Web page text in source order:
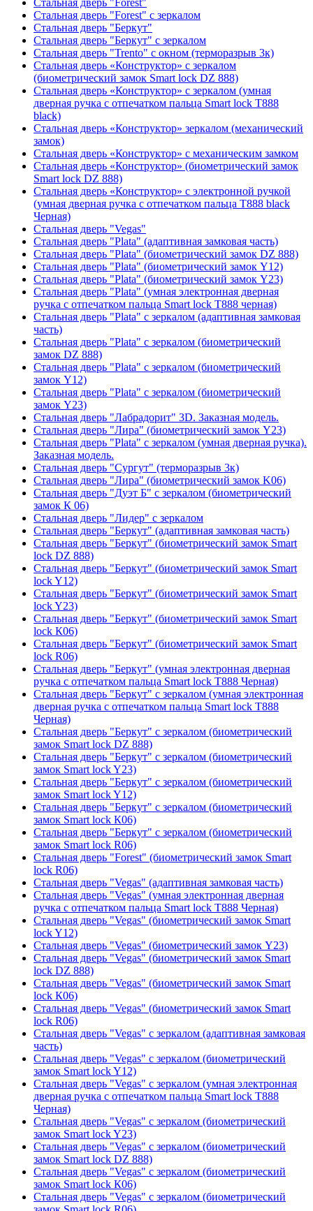
Стальная дверь "Forest" с зеркалом
Стальная дверь "Беркут"
Стальная дверь "Беркут" с зеркалом
Стальная дверь "Trento" с окном (терморазрыв 3к)
Стальная дверь «Конструктор» с зеркалом
(биометрический замок Smart lock DZ 888)
Стальная дверь «Конструктор» с зеркалом (умная
дверная ручка с отпечатком пальца Smart lock T888
black)
Стальная дверь «Конструктор» зеркалом (механический
замок)
Стальная дверь «Конструктор» с механическим замком
Стальная дверь «Конструктор» (биометрический замок
Smart lock DZ 888)
Стальная дверь «Конструктор» с электронной ручкой
(умная дверная ручка с отпечатком пальца T888 black
Черная)
Стальная дверь "Vegas"
Стальная дверь "Plata" (адаптивная замковая часть)
Стальная дверь "Plata" (биометрический замок DZ 888)
Стальная дверь "Plata" (биометрический замок Y12)
Стальная дверь "Plata" (биометрический замок Y23)
Стальная дверь "Plata" (умная электронная дверная
ручка с отпечатком пальца Smart lock T888 черная)
Стальная дверь "Plata" с зеркалом (адаптивная замковая
часть)
Стальная дверь "Plata" с зеркалом (биометрический
замок DZ 888)
Стальная дверь "Plata" с зеркалом (биометрический
замок Y12)
Стальная дверь "Plata" с зеркалом (биометрический
замок Y23)
Стальная дверь "Лабрадорит" 3D. Заказная модель.
Стальная дверь "Лира" (биометрический замок Y23)
Стальная дверь "Plata" с зеркалом (умная дверная ручка).
Заказная модель.
Стальная дверь "Сургут" (терморазрыв 3к)
Стальная дверь "Лира" (биометрический замок K06)
Стальная дверь "Дуэт Б" с зеркалом (биометрический
замок К 06)
Стальная дверь "Лидер" с зеркалом
Стальная дверь "Беркут" (адаптивная замковая часть)
Стальная дверь "Беркут" (биометрический замок Smart
lock DZ 888)
Стальная дверь "Беркут" (биометрический замок Smart
lock Y12)
Стальная дверь "Беркут" (биометрический замок Smart
lock Y23)
Стальная дверь "Беркут" (биометрический замок Smart
lock К06)
Стальная дверь "Беркут" (биометрический замок Smart
lock R06)
Стальная дверь "Беркут" (умная электронная дверная
ручка с отпечатком пальца Smart lock T888 Черная)
Стальная дверь "Беркут" с зеркалом (умная электронная
дверная ручка с отпечатком пальца Smart lock T888
Черная)
Стальная дверь "Беркут" с зеркалом (биометрический
замок Smart lock DZ 888)
Стальная дверь "Беркут" с зеркалом (биометрический
замок Smart lock Y23)
Стальная дверь "Беркут" с зеркалом (биометрический
замок Smart lock Y12)
Стальная дверь "Беркут" с зеркалом (биометрический
замок Smart lock К06)
Стальная дверь "Беркут" с зеркалом (биометрический
замок Smart lock R06)
Стальная дверь "Forest" (биометрический замок Smart
lock R06)
Стальная дверь "Vegas" (адаптивная замковая часть)
Стальная дверь "Vegas" (умная электронная дверная
ручка с отпечатком пальца Smart lock T888 Черная)
Стальная дверь "Vegas" (биометрический замок Smart
lock Y12)
Стальная дверь "Vegas" (биометрический замок Y23)
Стальная дверь "Vegas" (биометрический замок Smart
lock DZ 888)
Стальная дверь "Vegas" (биометрический замок Smart
lock К06)
Стальная дверь "Vegas" (биометрический замок Smart
lock R06)
Стальная дверь "Vegas" с зеркалом (адаптивная замковая
часть)
Стальная дверь "Vegas" с зеркалом (биометрический
замок Smart lock Y12)
Стальная дверь "Vegas" с зеркалом (умная электронная
дверная ручка с отпечатком пальца Smart lock T888
Черная)
Стальная дверь "Vegas" с зеркалом (биометрический
замок Smart lock Y23)
Стальная дверь "Vegas" с зеркалом (биометрический
замок Smart lock DZ 888)
Стальная дверь "Vegas" с зеркалом (биометрический
замок Smart lock К06)
Стальная дверь "Vegas" с зеркалом (биометрический